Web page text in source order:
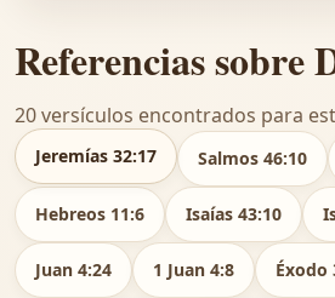
Referencias sobre
20 versículos encontrados para
Jeremías 32:17 Salmos 46:10
Hebreos 11:6 Isaías 43:10
Juan 4:24 1 Juan 4:8 Éxodo